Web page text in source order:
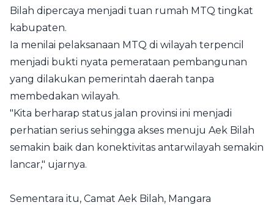
Bilah dipercaya menjadi tuan rumah MTQ tingkat
kabupaten.
Ia menilai pelaksanaan MTQ di wilayah terpencil
menjadi bukti nyata pemerataan pembangunan
yang dilakukan pemerintah daerah tanpa
membedakan wilayah.
"Kita berharap status jalan provinsi ini menjadi
perhatian serius sehingga akses menuju Aek Bilah
semakin baik dan konektivitas antarwilayah semakin
lancar," ujarnya.
Sementara itu, Camat Aek Bilah, Mangara